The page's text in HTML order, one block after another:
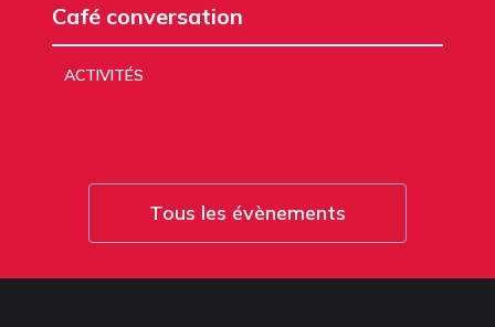
Café conversation
ACTIVITÉS
Tous les évènements